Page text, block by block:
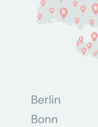
Berlin
Bonn